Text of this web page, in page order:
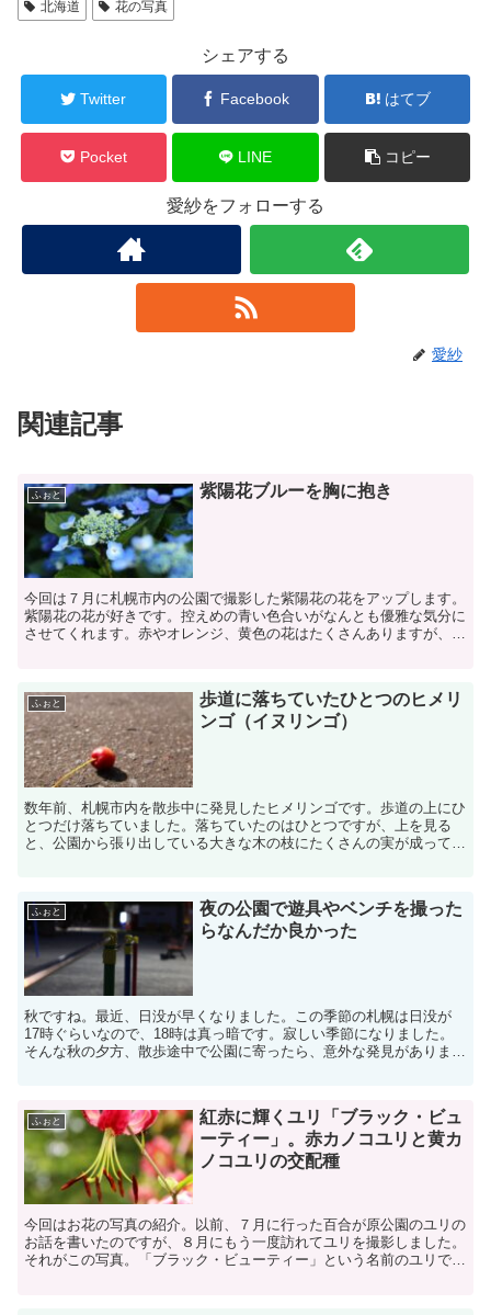
北海道
花の写真
シェアする
Twitter Facebook はてブ
Pocket LINE コピー
愛紗をフォローする
愛紗
関連記事
ふぉと 紫陽花ブルーを胸に抱き
今回は７月に札幌市内の公園で撮影した紫陽花の花をアップします。
紫陽花の花が好きです。控えめの青い色合いがなんとも優雅な気分に
させてくれます。赤やオレンジ、黄色の花はたくさんありますが、青
ふぉと
歩道に落ちていたひとつのヒメリ
ンゴ（イヌリンゴ）
数年前、札幌市内を散歩中に発見したヒメリンゴです。歩道の上にひ
とつだけ落ちていました。落ちていたのはひとつですが、上を見る
と、公園から張り出している大きな木の枝にたくさんの実が成ってい
ふぉと
夜の公園で遊具やベンチを撮った
らなんだか良かった
秋ですね。最近、日没が早くなりました。この季節の札幌は日没が
17時ぐらいなので、18時は真っ暗です。寂しい季節になりました。
そんな秋の夕方、散歩途中で公園に寄ったら、意外な発見がありまし
ふぉと
紅赤に輝くユリ「ブラック・ビュ
ーティー」。赤カノコユリと黄カ
ノコユリの交配種
今回はお花の写真の紹介。以前、７月に行った百合が原公園のユリの
お話を書いたのですが、８月にもう一度訪れてユリを撮影しました。
それがこの写真。「ブラック・ビューティー」という名前のユリで